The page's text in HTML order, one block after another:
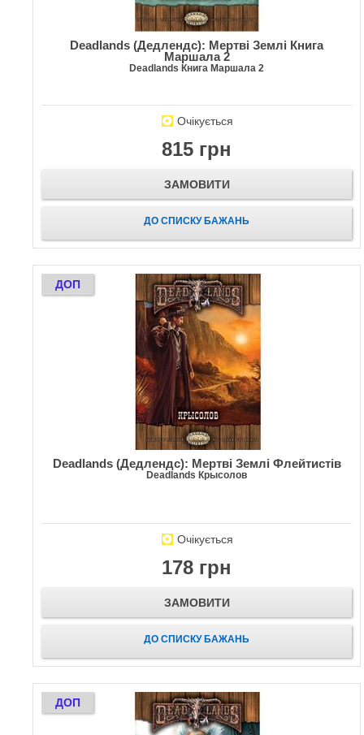
Deadlands (Дедлендс): Мертві Землі Книга
Маршала 2
Deadlands Книга Маршала 2
Очікується
815 грн
ЗАМОВИТИ
ДО СПИСКУ БАЖАНЬ
ДОП
Deadlands (Дедлендс): Мертві Землі Флейтистів
Deadlands Крысолов
Очікується
178 грн
ЗАМОВИТИ
ДО СПИСКУ БАЖАНЬ
ДОП